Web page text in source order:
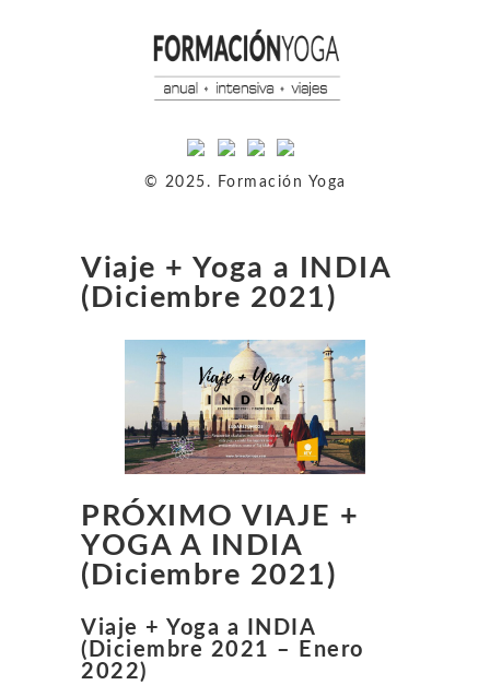
© 2025. Formación Yoga
Viaje + Yoga a INDIA
(Diciembre 2021)
PRÓXIMO VIAJE +
YOGA A INDIA
(Diciembre 2021)
Viaje + Yoga a INDIA
(Diciembre 2021 – Enero
2022)